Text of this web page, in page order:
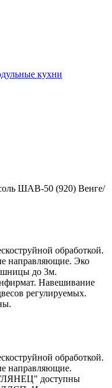
кухни
ШАВ-50 (920) Венге/
обработкой.
направляющие. Эко
до 3м.
Навешивание
регулируемых.
обработкой.
направляющие.
доступны